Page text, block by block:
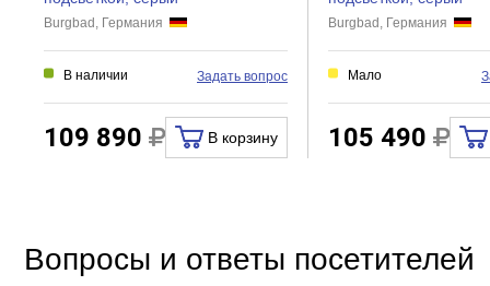
Розетки
Ящики
Burgbad, Германия
В наличии Задать вопрос
109 890 В корзину
Burgbad, Германия
Мало
105 490
Вопросы и ответы посетителей